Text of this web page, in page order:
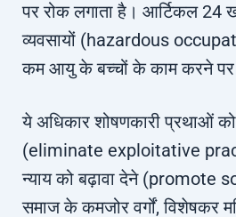
पर रोक लगाता है। आर्टिकल 24
व्यवसायों (hazardous
कम आयु के बच्चों के काम करने पर
ये अधिकार शोषणकारी प्रथाओं
(eliminate exploitative
न्याय को बढ़ावा देने
समाज के कमजोर वर्गों, विशेषकर